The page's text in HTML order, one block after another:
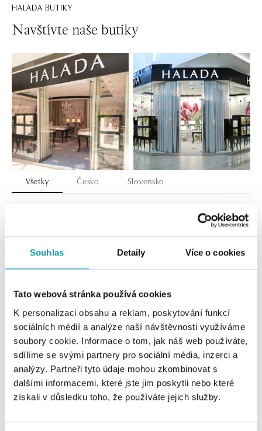
Souhlas Detaily Více o cookies
Tato webová stránka používá cookies
K personalizaci obsahu a reklam, poskytování funkcí
sociálních médií a analýze naší návštěvnosti využíváme
soubory cookie. Informace o tom, jak náš web používáte,
sdílíme se svými partnery pro sociální média, inzerci a
analýzy. Partneři tyto údaje mohou zkombinovat s
dalšími informacemi, které jste jim poskytli nebo které
získali v důsledku toho, že používáte jejich služby.
HALADA BUTIKY
Navštívte naše butiky
Všetky Česko Slovensko
tel.: +421 910 284 071
dnes otvorené do 21:00
Ivanská cesta 16, 821 04 Bratislava
tel.: +421 917 090 372
Halada OC Aupark, Bratislava
Einsteinova 18, 851 01 Bratislava
tel.: +421 917 090 891
dnes otvorené do 21:00
HALADA Pařížská, Praha